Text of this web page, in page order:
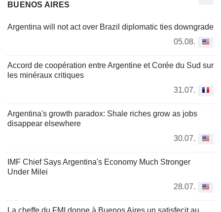
BUENOS AIRES
Argentina will not act over Brazil diplomatic ties downgrade
05.08.
Accord de coopération entre Argentine et Corée du Sud sur
les minéraux critiques
31.07.
Argentina's growth paradox: Shale riches grow as jobs
disappear elsewhere
30.07.
IMF Chief Says Argentina's Economy Much Stronger
Under Milei
28.07.